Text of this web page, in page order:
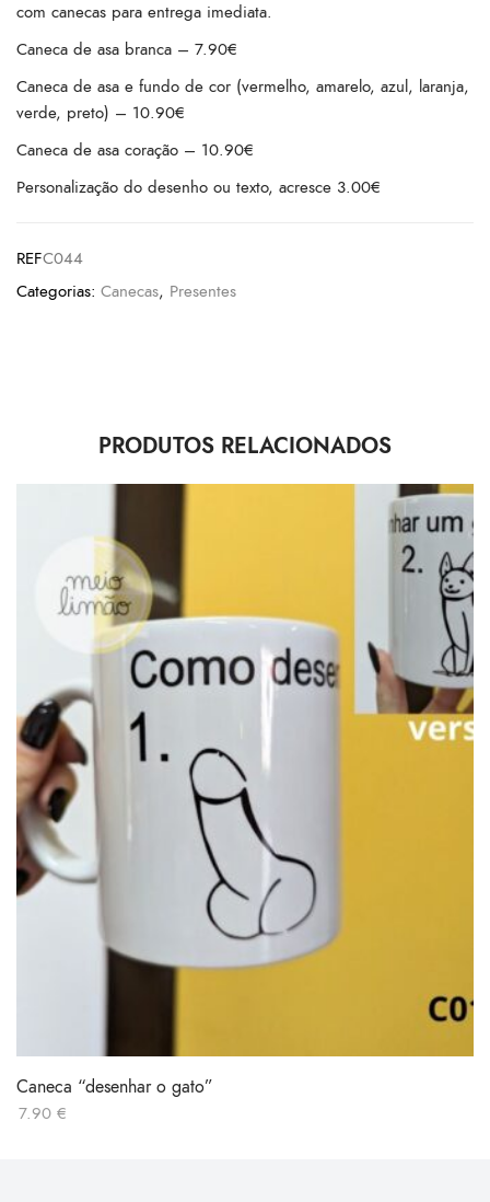
com canecas para entrega imediata.
Caneca de asa branca – 7.90€
Caneca de asa e fundo de cor (vermelho, amarelo, azul, laranja,
verde, preto) – 10.90€
Caneca de asa coração – 10.90€
Personalização do desenho ou texto, acresce 3.00€
REFC044
Categorias: Canecas, Presentes
PRODUTOS RELACIONADOS
Caneca “desenhar o gato”
7.90 €